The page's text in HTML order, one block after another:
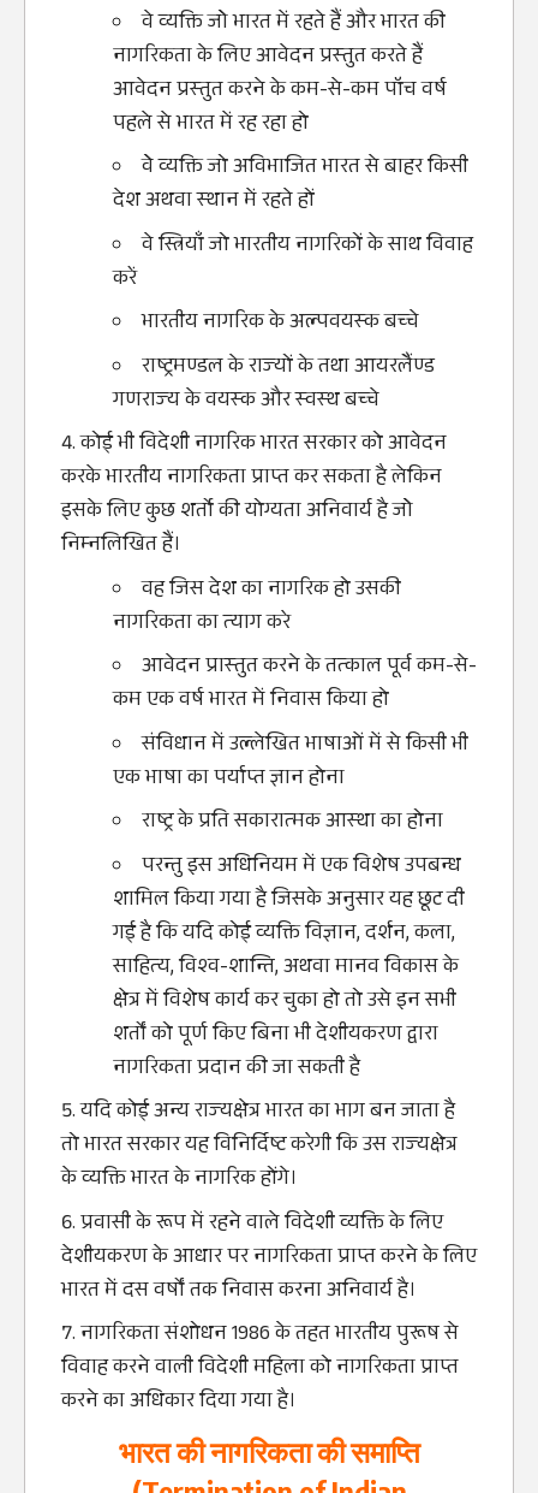
वे व्‍यक्ति जाेे भारत में रहते हैं और भारत की
नागरिकता के लिए आवेदन प्रस्‍तुत करते हैं
आवेदन प्रस्‍तुत करने के कम-से-कम पॉच वर्ष
पहले से भारत में रह रहा हो
वेे व्‍यक्ति जो अविभाजित भारत से बाहर किसी
देश अथवा स्‍थान में रहते हों
वे स्त्रियाँ जो भारतीय नागरिकों के साथ विवाह
करें
भारतीय नागरिक के अल्‍पवयस्‍क बच्‍चे
राष्‍ट्रमण्‍डल के राज्‍यों के तथा आयरलैंंण्‍ड
गणराज्‍य के वयस्‍क और स्‍वस्‍थ बच्‍चे
कोई भी विदेशी नागरिक भारत सरकार को आवेदन
करके भारतीय नागरिकता प्राप्‍त कर सकता है लेकिन
इसके लिए कुछ शर्तो की योग्‍यता अनिवार्य है जाेे
निम्‍नलिखित हैं।
वह जिस देश का नागरिक हो उसकी
नागरिकता का त्‍याग करे
आवेदन प्रास्‍तुत करने के तत्‍काल पूर्व कम-से-
कम एक वर्ष भारत में निवास किया हो
संविधान में उल्‍लेखित भाषाओं में से किसी भी
एक भाषा का पर्याप्‍त ज्ञान होना
राष्‍ट्र के प्रति सकारात्‍मक आस्‍था का होना
परन्‍तु इस अधिनियम में एक विशेष उपबन्‍ध
शामिल किया गया है जिसके अनुसार यह छूट दी
गई है कि यदि कोई व्‍यक्ति विज्ञान, दर्शन, कला,
साहित्‍य, विश्‍व-शा‍न्ति, अथवा मानव विकास के
क्षेत्र में विशेष कार्य कर चुका हो तो उसे इन सभी
शर्तों को पूर्ण किए बिना भी देशीयकरण द्वारा
नागरिकता प्रदान की जा सकती है
यदि कोई अन्‍य राज्‍यक्षेत्र भारत का भाग बन जाता है
तो भारत सरकार यह विनिर्दिष्‍ट करेगी क‍ि उस राज्‍यक्षेत्र
के व्‍यक्ति भारत के नागरिक होंगे।
प्रवासी के रूप में रहने वाले विदेशी व्‍यक्ति के लिए
देशीयकरण के आधार पर नागरिकता प्राप्‍त करने के लिए
भारत में दस वर्षों तक निवास करना अनिवार्य है।
नागरिकता संशोधन 1986 के तहत भारतीय पुरूष से
विवाह करने वाली विदेशी महिला को नागरिकता प्राप्‍त
करने का अधिकार दिया गया है।
भारत की नागरिकता की समाप्ति